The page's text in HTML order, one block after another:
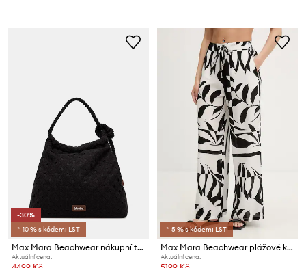
-30%
*-10 % s kódem: LST
Max Mara Beachwear nákupní taška dámská ARTE
Aktuální cena:
*-5 % s kódem: LST
Max Mara Beachwear plážové kalhoty dámské VOTO
Aktuální cena: